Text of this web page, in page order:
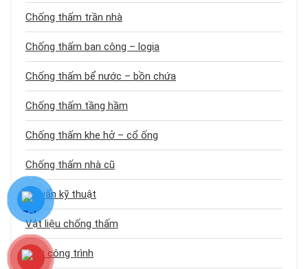
Chống thấm trần nhà
Chống thấm ban công – logia
Chống thấm bể nước – bồn chứa
Chống thấm tầng hầm
Chống thấm khe hở – cổ ống
Chống thấm nhà cũ
Tư vấn kỹ thuật
Vật liệu chống thấm
Loại công trình